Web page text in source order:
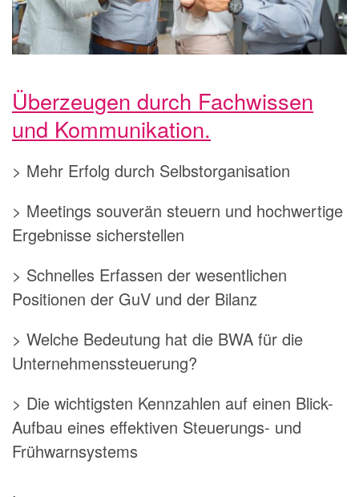
Überzeugen durch Fachwissen
und Kommunikation.
> Mehr Erfolg durch Selbstorganisation
> Meetings souverän steuern und hochwertige
Ergebnisse sicherstellen
> Schnelles Erfassen der wesentlichen
Positionen der GuV und der Bilanz
> Welche Bedeutung hat die BWA für die
Unternehmenssteuerung?
> Die wichtigsten Kennzahlen auf einen Blick-
Aufbau eines effektiven Steuerungs- und
Frühwarnsystems
.